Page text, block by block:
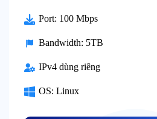
Port: 100 Mbps
Bandwidth: 5TB
IPv4 dùng riêng
OS: Linux